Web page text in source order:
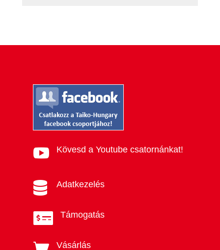
 Kövesd a Youtube csatornánkat!
 Adatkezelés
 Támogatás
Vásárlás